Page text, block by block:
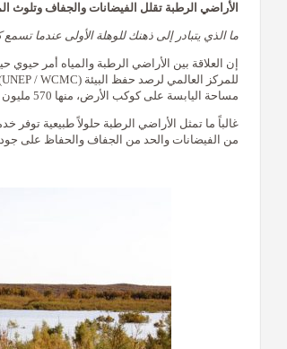
الأراضي الرطبة تقلل الفيضانات والجفاف وتلوث
ما الذي يتبادر إلى ذهنك للوهلة الأولى عندما
إن العلاقة بين الأراضي الرطبة والمياه أمر
مساحة اليابسة على كوكب الأرض، منها 570 مليون هكتار من الأراضي الرطبة ذات المياه العذبة.
غالباً ما تمثل الأراضي الرطبة حلولاً طبيعية توفر
من الفيضانات والحد من الجفاف والحفاظ على